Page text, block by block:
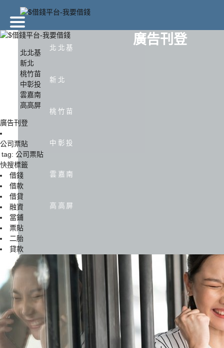
廣告刊登
北北基
新北
桃竹苗
中彰投
雲嘉南
高高屏
北北基
新北
桃竹苗
中彰投
雲嘉南
高高屏
廣告刊登
公司票貼
tag: 公司票貼
快搜標籤
借錢
借款
借貸
融資
當鋪
票貼
二胎
貸款
北北基
中彰投